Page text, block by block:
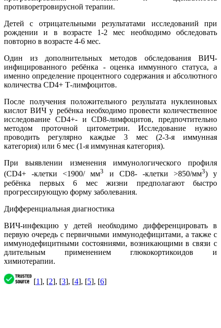
противоретровирусной терапии.
Детей с отрицательными результатами исследований при
рождении и в возрасте 1-2 мес необходимо обследовать
повторно в возрасте 4-6 мес.
Один из дополнительных методов обследования ВИЧ-
инфицированного ребёнка - оценка иммунного статуса, а
именно определение процентного содержания и абсолютного
количества CD4+ Т-лимфоцитов.
После получения положительного результата нуклеиновых
кислот ВИЧ у ребёнка необходимо провести количественное
исследование CD4+- и CD8-лимфоцитов, предпочтительно
методом проточной цитометрии. Исследование нужно
проводить регулярно каждые 3 мес (2-3-я иммунная
категория) или 6 мес (1-я иммунная категория).
При выявлении изменения иммунологического профиля
(СD4+ -клетки <1900/ мм3 и СD8- -клетки >850/мм3) у
ребёнка первых 6 мес жизни предполагают быстро
прогрессирующую форму заболевания.
Дифференциальная диагностика
ВИЧ-инфекцию у детей необходимо дифференцировать в
первую очередь с первичными иммунодефицитами, а также с
иммунодефицитными состояниями, возникающими в связи с
длительным применением глюкокортикоидов и
химиотерапии.
[1], [2], [3], [4], [5], [6]